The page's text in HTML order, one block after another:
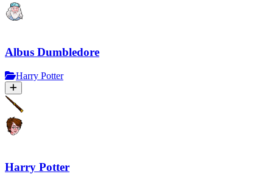
Albus Dumbledore
Harry Potter
Harry Potter